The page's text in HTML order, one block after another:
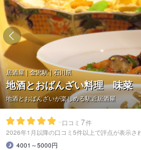
居酒屋 | 金沢駅 | 石川県
地酒とおばんざい料理 味菜
地酒とおばんざいが楽しめる駅近居酒屋
- 口コミ 7件
2026年1月以降の口コミ5件以上で評点が表示さ
4001～5000円